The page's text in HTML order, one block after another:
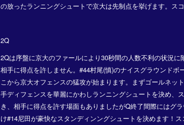
の放ったランニングシュートで京大は先制点を挙げます。スコ
2Q
2Qは序盤に京大のファールにより30秒間の人数不利の状況
相手に得点を許しません。#44村尾(慎)のナイスグラウンドボ
こから京大オフェンスの猛攻が始まります。まずゴールネッ
手ディフェンスを華麗にかわしランニングシュートを決め、
き、相手に得点を許す場面もありましたがQ終了間際にはグ
け#14尼田が豪快なスタンディンングシュートを決めます！ス